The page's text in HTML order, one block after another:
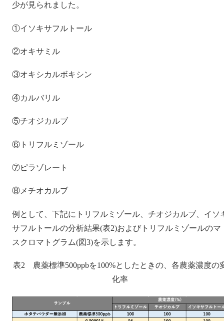
少が見られました。
①イソキサフルトール
②オキサミル
③オキシカルボキシン
④カルバリル
⑤チオジカルブ
⑥トリフルミゾール
⑦ピラゾレート
⑧メチオカルブ
例として、下記にトリフルミゾール、チオジカルブ、イソ
サフルトールの分析結果(表2)およびトリフルミゾールのマ
スクロマトグラム(図3)を示します。
表2 農薬標準500ppbを100%としたときの、各農薬濃度の
化率